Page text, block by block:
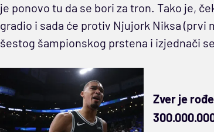
je ponovo tu da se bori za tron. Tako je,
gradio i sada će protiv Njujork Niksa (prvi
šestog šampionskog prstena i izjednači
Zver je